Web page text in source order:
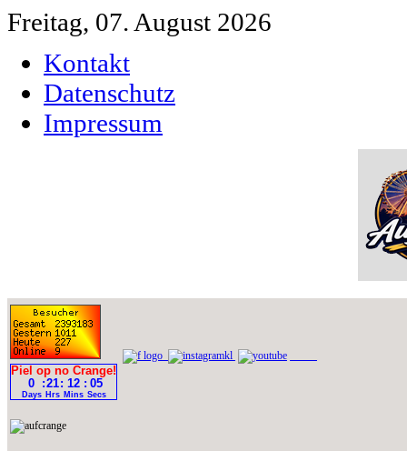
Freitag, 07. August 2026
Kontakt
Datenschutz
Impressum